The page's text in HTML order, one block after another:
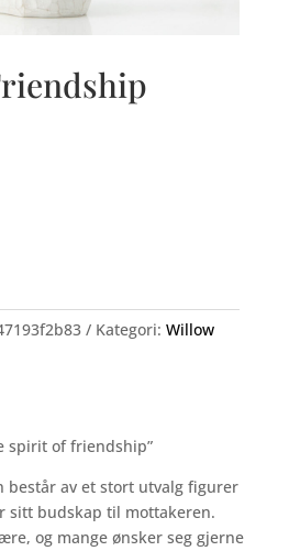
Kategori: Willow
spirit of friendship”
består av et stort utvalg figurer
sitt budskap til mottakeren.
og mange ønsker seg gjerne